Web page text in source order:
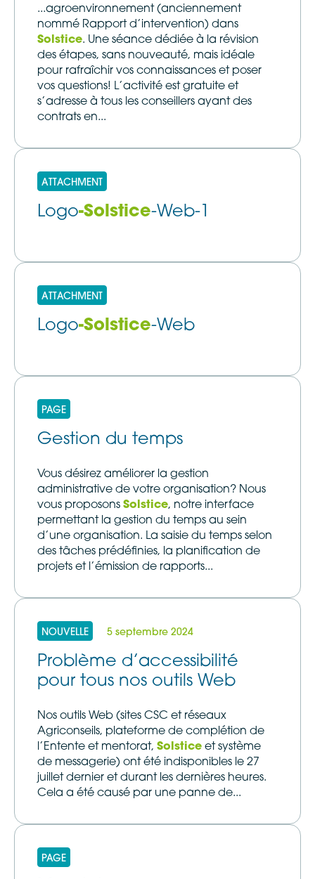
...agroenvironnement (anciennement
nommé Rapport d’intervention) dans
Solstice. Une séance dédiée à la révision
des étapes, sans nouveauté, mais idéale
pour rafraîchir vos connaissances et poser
vos questions! L’activité est gratuite et
s’adresse à tous les conseillers ayant des
contrats en...
ATTACHMENT
Logo-Solstice-Web-1
ATTACHMENT
Logo-Solstice-Web
PAGE
Gestion du temps
Vous désirez améliorer la gestion
administrative de votre organisation? Nous
vous proposons Solstice, notre interface
permettant la gestion du temps au sein
d’une organisation. La saisie du temps selon
des tâches prédéfinies, la planification de
projets et l’émission de rapports...
NOUVELLE 5 septembre 2024
Problème d’accessibilité
pour tous nos outils Web
Nos outils Web (sites CSC et réseaux
Agriconseils, plateforme de complétion de
l’Entente et mentorat, Solstice et système
de messagerie) ont été indisponibles le 27
juillet dernier et durant les dernières heures.
Cela a été causé par une panne de...
PAGE